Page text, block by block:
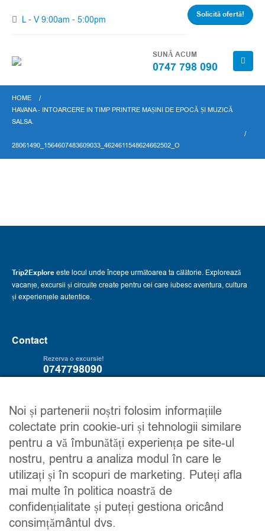
L - V 9:00am - 5:00pm Solicită ofertă!
SUNĂ ACUM
0747 798 090
HOME
HAVANA - INTOARCERE IN TIMP PRINTRE MAȘINI DE EPOCĂ ȘI MUZICĂ
SALSA.
28061490_1564607483609033_4624611548624662502_O
Trip2Exploreeste locul unde începe următoarea ta călătorie. Explorează
vacanțe, excursii și circuite create pentru cei care iubesc aventura, cultura
și experiențele autentice.
Contact
Rezerva o excursie!
0747798090
Servicii
Excursii
Circuite
Maroc
Trip2explore
Despre noi
Contacteaza-ne
Detalii financiare
Urmareste-ne
Noi și partenerii noștri folosim informațiile
colectate prin cookie-uri și tehnologii similare
pentru a vă îmbunătăți experiența pe site-ul
nostru, pentru a analiza modul în care le
utilizați și în scopuri de marketing. Puteți afla
mai multe în politica noastră de
confidențialitate și puteți gestiona oricând
consimțământul dvs.